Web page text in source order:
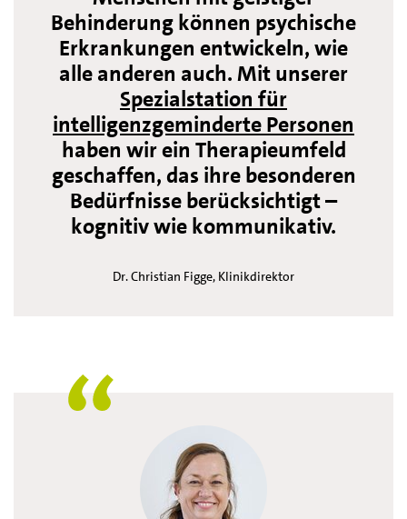
Behinderung können psychische
Erkrankungen entwickeln, wie
alle anderen auch. Mit unserer
Spezialstation für
intelligenzgeminderte Personen
haben wir ein Therapieumfeld
geschaffen, das ihre besonderen
Bedürfnisse berücksichtigt –
kognitiv wie kommunikativ.
Dr. Christian Figge, Klinikdirektor